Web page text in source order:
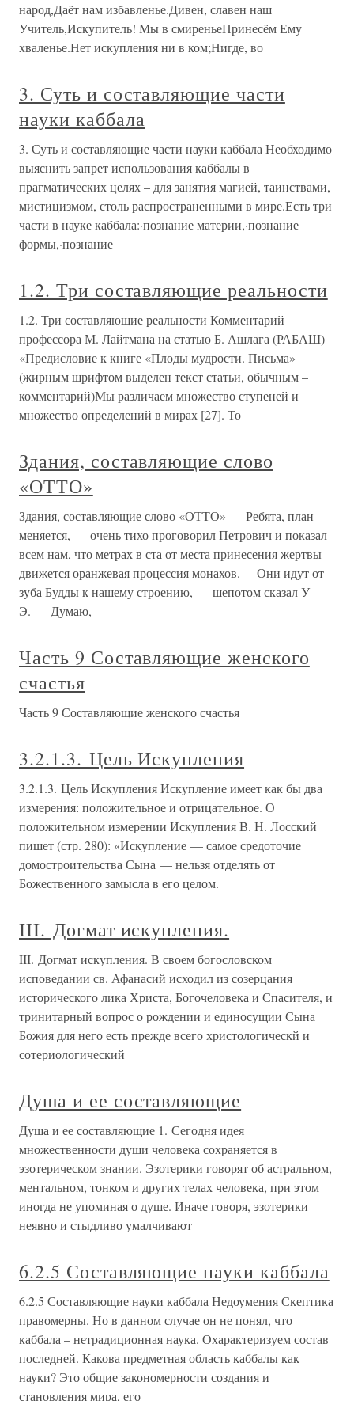
народ,Даёт нам избавленье.Дивен, славен наш
Учитель,Искупитель! Мы в смиреньеПринесём Ему
хваленье.Нет искупления ни в ком;Нигде, во
3. Суть и составляющие части
науки каббала
3. Суть и составляющие части науки каббала Необходимо
выяснить запрет использования каббалы в
прагматических целях – для занятия магией, таинствами,
мистицизмом, столь распространенными в мире.Есть три
части в науке каббала:·познание материи,·познание
формы,·познание
1.2. Три составляющие реальности
1.2. Три составляющие реальности Комментарий
профессора М. Лайтмана на статью Б. Ашлага (РАБАШ)
«Предисловие к книге «Плоды мудрости. Письма»
(жирным шрифтом выделен текст статьи, обычным –
комментарий)Мы различаем множество ступеней и
множество определений в мирах [27]. То
Здания, составляющие слово
«ОТТО»
Здания, составляющие слово «ОТТО» — Ребята, план
меняется, — очень тихо проговорил Петрович и показал
всем нам, что метрах в ста от места принесения жертвы
движется оранжевая процессия монахов.— Они идут от
зуба Будды к нашему строению, — шепотом сказал У
Э. — Думаю,
Часть 9 Составляющие женского
счастья
Часть 9 Составляющие женского счастья
3.2.1.3. Цель Искупления
3.2.1.3. Цель Искупления Искупление имеет как бы два
измерения: положительное и отрицательное. О
положительном измерении Искупления В. Н. Лосский
пишет (стр. 280): «Искупление — самое средоточие
домостроительства Сына — нельзя отделять от
Божественного замысла в его целом.
III. Догмат искупления.
III. Догмат искупления. В своем богословском
исповедании св. Афанасий исходил из созерцания
исторического лика Христа, Богочеловека и Спасителя, и
тринитарный вопрос о рождении и единосущии Сына
Божия для него есть прежде всего христологическй и
сотериологический
Душа и ее составляющие
Душа и ее составляющие 1. Сегодня идея
множественности души человека сохраняется в
эзотерическом знании. Эзотерики говорят об астральном,
ментальном, тонком и других телах человека, при этом
иногда не упоминая о душе. Иначе говоря, эзотерики
неявно и стыдливо умалчивают
6.2.5 Составляющие науки каббала
6.2.5 Составляющие науки каббала Недоумения Скептика
правомерны. Но в данном случае он не понял, что
каббала – нетрадиционная наука. Охарактеризуем состав
последней. Какова предметная область каббалы как
науки? Это общие закономерности создания и
становления мира, его